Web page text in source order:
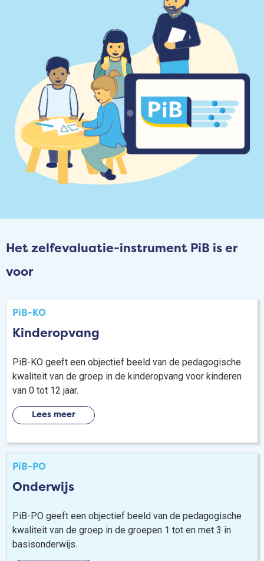
Het zelfevaluatie-instrument PiB is er
voor
PiB-KO
Kinderopvang
PiB-KO geeft een objectief beeld van de pedagogische
kwaliteit van de groep in de kinderopvang voor kinderen
van 0 tot 12 jaar.
Lees meer
PiB-PO
Onderwijs
PiB-PO geeft een objectief beeld van de pedagogische
kwaliteit van de groep in de groepen 1 tot en met 3 in
basisonderwijs.